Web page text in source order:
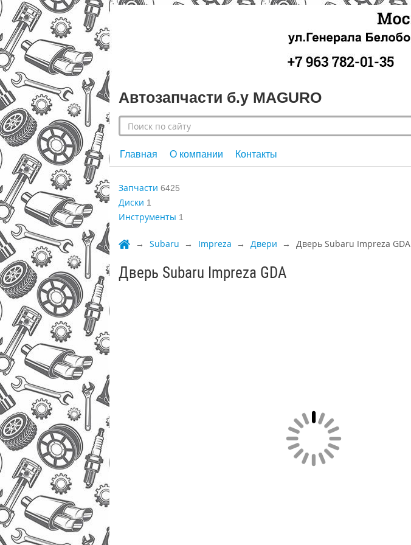
Автозапчасти б.у MAGURO
Главная О компании Контакты
Запчасти 6425
Диски 1
Инструменты 1
Subaru Impreza Двери Дверь Subaru Impreza GDA
Дверь Subaru Impreza GDA